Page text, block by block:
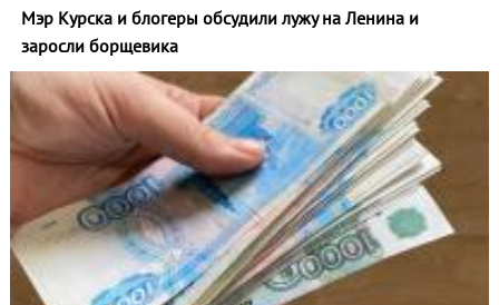
Мэр Курска и блогеры обсудили лужу на Ленина и
заросли борщевика